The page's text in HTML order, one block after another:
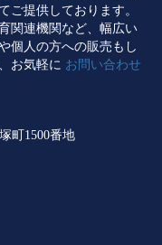
ご提供しております。
関連機関など、幅広い
個人の方への販売もし
お気軽に お問い合わせ
町1500番地